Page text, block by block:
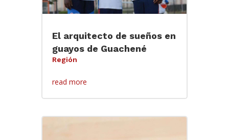
El arquitecto de sueños en
guayos de Guachené
Región
read more